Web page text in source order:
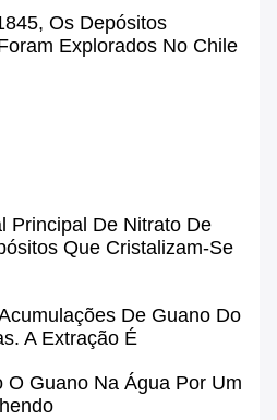
Os Depósitos
Explorados No Chile
Principal De Nitrato De
Que Cristalizam-Se
De Guano Do
A Extração É
O Guano Na Água Por Um